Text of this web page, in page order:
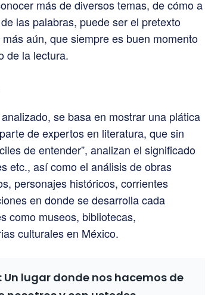
más de diversos temas, de cómo a
las palabras, puede ser el pretexto
aún, que siempre es buen momento
de la lectura.
se basa en mostrar una plática
de expertos en literatura, que sin
de entender”, analizan el significado
etc., así como el análisis de obras
personajes históricos, corrientes
en donde se desarrolla cada
como museos, bibliotecas,
culturales en México.
Un lugar donde nos hacemos de